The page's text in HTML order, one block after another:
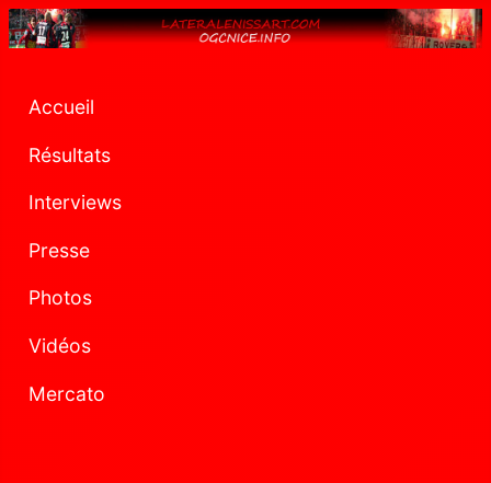
Accueil
Résultats
Interviews
Presse
Photos
Vidéos
Mercato